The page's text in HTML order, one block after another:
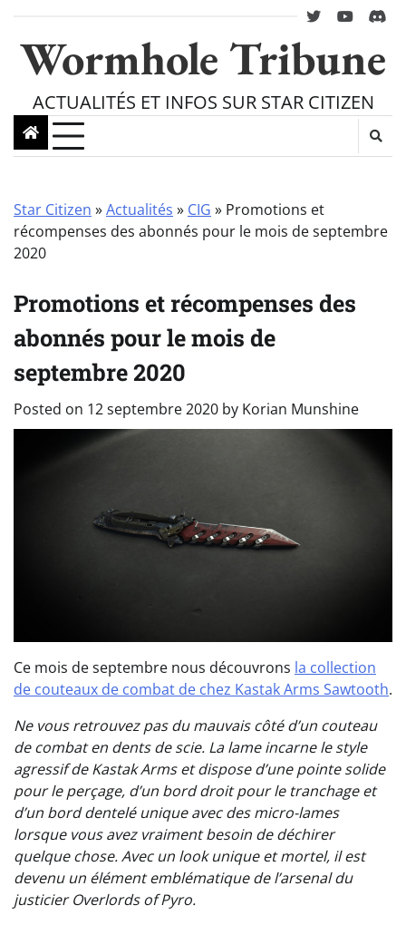
content
twitteryoutube
Wormhole Tribune
ACTUALITÉS ET INFOS SUR STAR CITIZEN
Star Citizen »Actualités » CIG » Promotions et
récompenses des abonnés pour le mois de septembre
2020
Promotions et récompenses des
abonnés pour le mois de
septembre 2020
Posted on 12 septembre 2020 by Korian Munshine
Ce mois de septembre nous découvrons la collection
de couteaux de combat de chez Kastak Arms Sawtooth.
Ne vous retrouvez pas du mauvais côté d’un couteau
de combat en dents de scie. La lame incarne le style
agressif de Kastak Arms et dispose d’une pointe solide
pour le perçage, d’un bord droit pour le tranchage et
d’un bord dentelé unique avec des micro-lames
lorsque vous avez vraiment besoin de déchirer
quelque chose. Avec un look unique et mortel, il est
devenu un élément emblématique de l’arsenal du
justicier Overlords of Pyro.